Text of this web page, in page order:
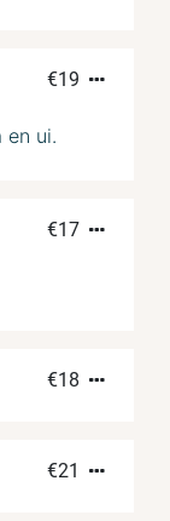
€19
en ui.
€17
€18
€21